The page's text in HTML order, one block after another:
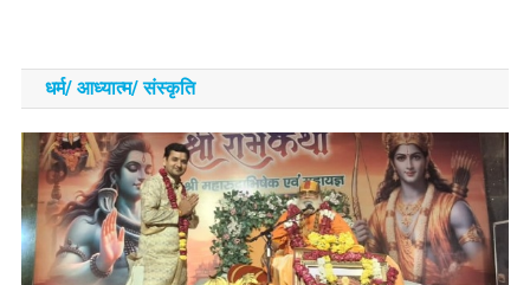
धर्म/ आध्‍यात्‍म/ संस्‍कृति